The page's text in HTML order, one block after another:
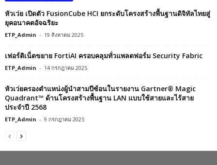
หัวเว่ย เปิดตัว FusionCube HCI ยกระดับโครงสร้างพื้นฐานดิจิทัลไทยสู่
ยุคอนาคตอัจฉริยะ
ETP_Admin - 19 สิงหาคม 2025
เฟอร์ติเน็ตขยาย FortiAI ครอบคลุมทั่วแพลตฟอร์ม Security Fabric
ETP_Admin - 14 กรกฎาคม 2025
หัวเว่ยครองตำแหน่งผู้นำสามปีซ้อนในรายงาน Gartner® Magic
Quadrant™ ด้านโครงสร้างพื้นฐาน LAN แบบใช้สายและไร้สาย
ประจำปี 2568
ETP_Admin - 9 กรกฎาคม 2025